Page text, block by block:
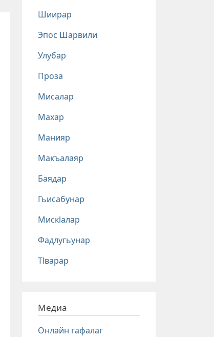
Шиирар
Эпос Шарвили
Улубар
Проза
Мисалар
Махар
Манияр
Макъалаяр
Баядар
Гьисабунар
Мискlалар
Фадлугьунар
Тlварар
Медиа
Онлайн гафалаг